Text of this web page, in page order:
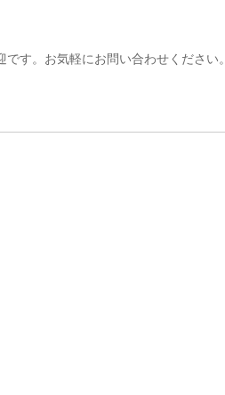
す。お気軽にお問い合わせください。